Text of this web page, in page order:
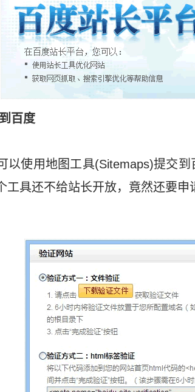
百度
以使用地图工具(Sitemaps)提交
工具还不给站长开放，竟然还要申